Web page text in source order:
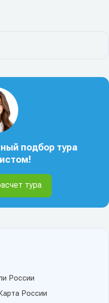
России
России
подбор тура
тура